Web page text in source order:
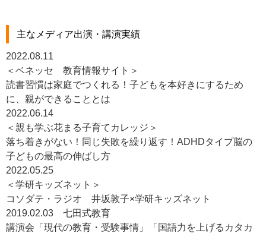
主なメディア出演・講演実績
2022.08.11
＜ベネッセ 教育情報サイト＞
読書習慣は家庭でつくれる！子どもを本好きにするため
に、親ができることとは
2022.06.14
＜親も学ぶ花まる子育てカレッジ＞
落ち着きがない！同じ失敗を繰り返す！ADHDタイプ脳の
子どもの最高の伸ばし方
2022.05.25
＜学研キッズネット＞
コソダテ・ラジオ 井坂敦子×学研キッズネット
2019.02.03 七田式教育
講演会「現代の教育・受験事情」「国語力を上げるカタカ